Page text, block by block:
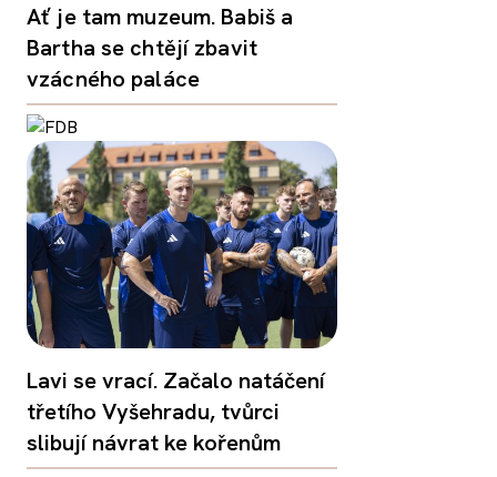
Ať je tam muzeum. Babiš a
Bartha se chtějí zbavit
vzácného paláce
Lavi se vrací. Začalo natáčení
třetího Vyšehradu, tvůrci
slibují návrat ke kořenům